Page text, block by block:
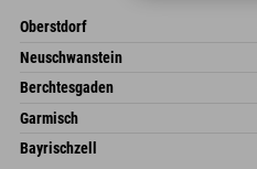
Oberstdorf
An der Breitach 3
87538 Fischen I. Allgäu
Deutschland
Neuschwanstein
An der Riese 45
87484 Nesselwang im Allgäu
Deutschland
Berchtesgaden
Hofreitstr. 7
83471 Schönau am Königssee
Deutschland
Garmisch
Frickenstraße 22
82490 Farchant
Bayrischzell